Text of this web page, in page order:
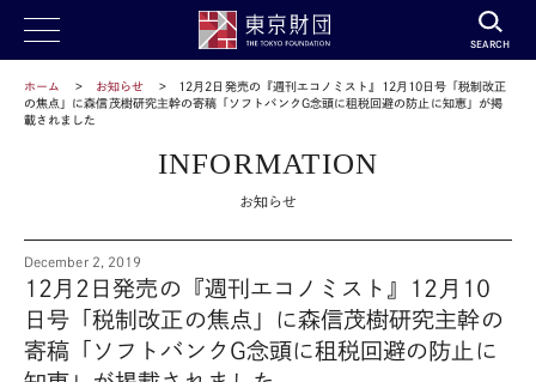
SEARCH
ホーム お知らせ
12月2日発売の『週刊エコノミスト』12月10日号「税制改正
の焦点」に森信茂樹研究主幹の寄稿「ソフトバンクG念頭に租税回避の防止に知恵」が掲
載されました
INFORMATION
お知らせ
December 2, 2019
12月2日発売の『週刊エコノミスト』12月10
日号「税制改正の焦点」に森信茂樹研究主幹の
寄稿「ソフトバンクG念頭に租税回避の防止に